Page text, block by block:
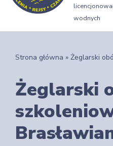
wodnych
Strona główna » Żeglarski
Żeglarski